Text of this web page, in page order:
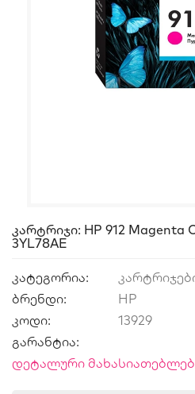
Კარტრიჯი: HP 912 Magenta
3YL78AE
კატეგორია:
ბრენდი:
HP
კოდი:
13929
გარანტია:
დეტალური